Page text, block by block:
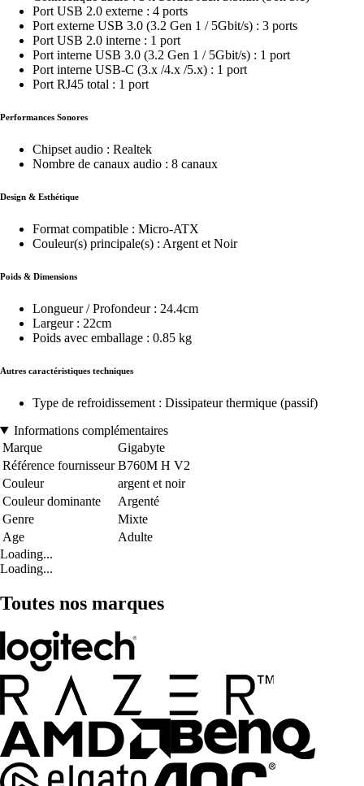
Port USB 2.0 externe : 4 ports
Port externe USB 3.0 (3.2 Gen 1 / 5Gbit/s) : 3 ports
Port USB 2.0 interne : 1 port
Port interne USB 3.0 (3.2 Gen 1 / 5Gbit/s) : 1 port
Port interne USB-C (3.x /4.x /5.x) : 1 port
Port RJ45 total : 1 port
Performances Sonores
Chipset audio : Realtek
Nombre de canaux audio : 8 canaux
Design & Esthétique
Format compatible : Micro-ATX
Couleur(s) principale(s) : Argent et Noir
Poids & Dimensions
Longueur / Profondeur : 24.4cm
Largeur : 22cm
Poids avec emballage : 0.85 kg
Autres caractéristiques techniques
Type de refroidissement : Dissipateur thermique (passif)
Informations complémentaires
Marque
Gigabyte
Référence fournisseur B760M H V2
Couleur
argent et noir
Couleur dominante
Argenté
Genre
Mixte
Age
Adulte
Loading...
Loading...
Toutes nos marques